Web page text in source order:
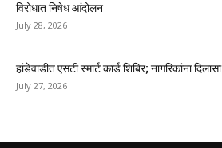
विरोधात निषेध आंदोलन
July 28, 2026
हांडेवाडीत एसटी स्मार्ट कार्ड शिबिर; नागरिकांना दिलासा
July 27, 2026